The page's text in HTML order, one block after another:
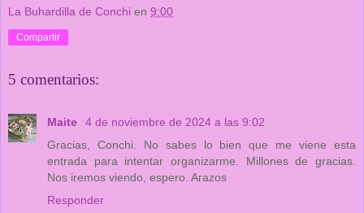
La Buhardilla de Conchi en 9:00
Compartir
5 comentarios:
Maite
4 de noviembre de 2024 a las 9:02
Gracias, Conchi. No sabes lo bien que me viene esta
entrada para intentar organizarme. Millones de gracias.
Nos iremos viendo, espero. Arazos
Responder